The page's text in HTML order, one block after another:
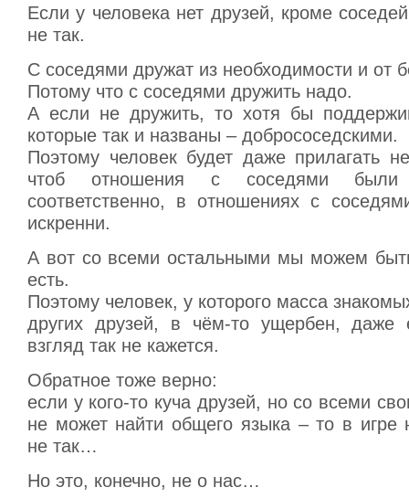
Если у человека нет друзей, кроме
не так.
С соседями дружат из необходимости и от
Потому что с соседями дружить надо.
А если не дружить, то хотя бы
которые так и названы – добрососедскими.
Поэтому человек будет даже прилагать
чтоб отношения с соседями
соответственно, в отношениях с
искренни.
А вот со всеми остальными мы можем
есть.
Поэтому человек, у которого масса
других друзей, в чём-то ущербен, даже
взгляд так не кажется.
Обратное тоже верно:
если у кого-то куча друзей, но со всеми
не может найти общего языка – то в игре
не так…
Но это, конечно, не о нас…